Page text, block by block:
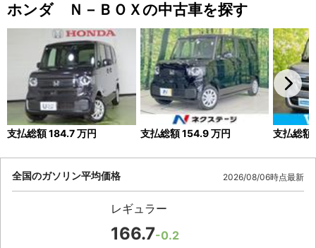
ホンダ Ｎ－ＢＯＸの中古車を探す
支払総額184.7万円 支払総額154.9万円 支払総額
全国のガソリン平均価格 2026/08/06時点最新
レギュラー
166.7-0.2